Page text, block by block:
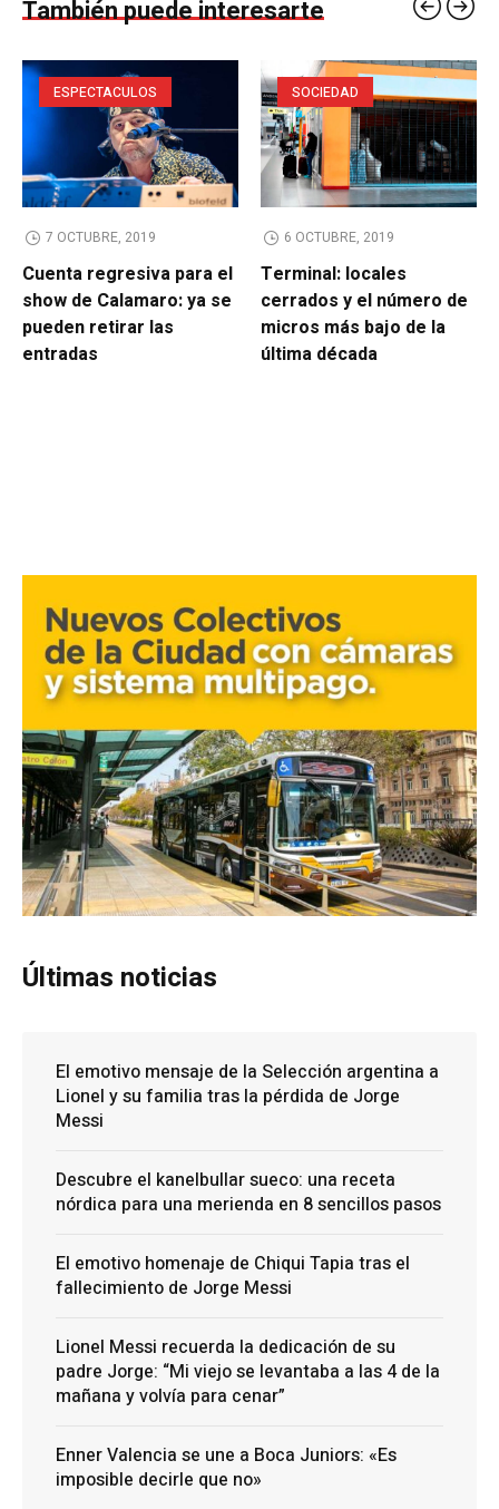
También puede interesarte
ESPECTACULOS
7 OCTUBRE, 2019
Cuenta regresiva para el
show de Calamaro: ya se
pueden retirar las
entradas
SOCIEDAD
6 OCTUBRE, 2019
Terminal: locales
cerrados y el número de
micros más bajo de la
última década
Últimas noticias
El emotivo mensaje de la Selección argentina a
Lionel y su familia tras la pérdida de Jorge
Messi
Descubre el kanelbullar sueco: una receta
nórdica para una merienda en 8 sencillos pasos
El emotivo homenaje de Chiqui Tapia tras el
fallecimiento de Jorge Messi
Lionel Messi recuerda la dedicación de su
padre Jorge: “Mi viejo se levantaba a las 4 de la
mañana y volvía para cenar”
Enner Valencia se une a Boca Juniors: «Es
imposible decirle que no»